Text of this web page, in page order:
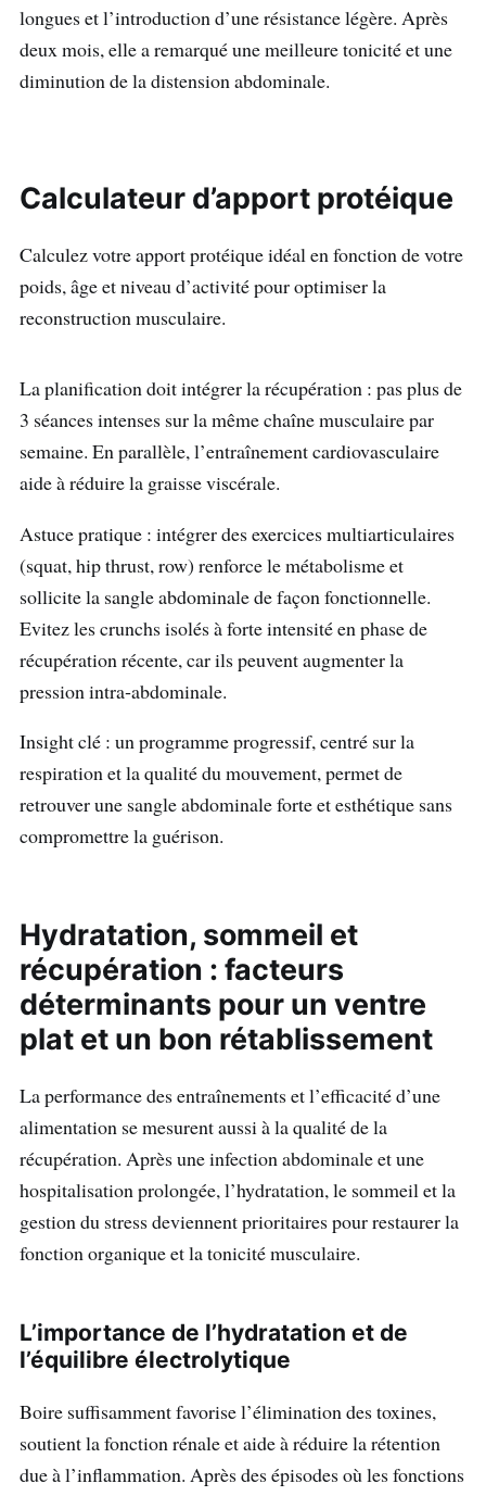
longues et l’introduction d’une résistance légère. Après
deux mois, elle a remarqué une meilleure tonicité et une
diminution de la distension abdominale.
Calculateur d’apport protéique
Calculez votre apport protéique idéal en fonction de votre
poids, âge et niveau d’activité pour optimiser la
reconstruction musculaire.
La planification doit intégrer la récupération : pas plus de
3 séances intenses sur la même chaîne musculaire par
semaine. En parallèle, l’entraînement cardiovasculaire
aide à réduire la graisse viscérale.
Astuce pratique : intégrer des exercices multiarticulaires
(squat, hip thrust, row) renforce le métabolisme et
sollicite la sangle abdominale de façon fonctionnelle.
Evitez les crunchs isolés à forte intensité en phase de
récupération récente, car ils peuvent augmenter la
pression intra‑abdominale.
Insight clé : un programme progressif, centré sur la
respiration et la qualité du mouvement, permet de
retrouver une sangle abdominale forte et esthétique sans
compromettre la guérison.
Hydratation, sommeil et
récupération : facteurs
déterminants pour un ventre
plat et un bon rétablissement
La performance des entraînements et l’efficacité d’une
alimentation se mesurent aussi à la qualité de la
récupération. Après une infection abdominale et une
hospitalisation prolongée, l’hydratation, le sommeil et la
gestion du stress deviennent prioritaires pour restaurer la
fonction organique et la tonicité musculaire.
L’importance de l’hydratation et de
l’équilibre électrolytique
Boire suffisamment favorise l’élimination des toxines,
soutient la fonction rénale et aide à réduire la rétention
due à l’inflammation. Après des épisodes où les fonctions